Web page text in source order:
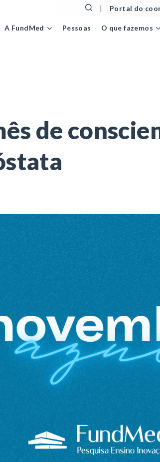
| Portal do
A FundMed Pessoas O que fazemos
de conscientização sobre o câncer de próstata
de